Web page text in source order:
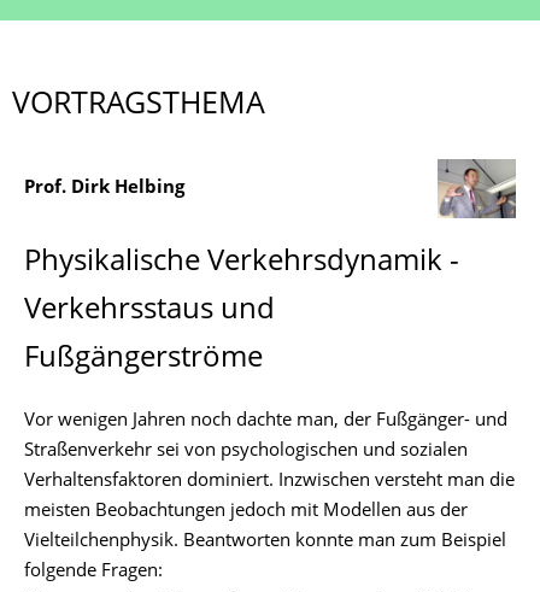
VORTRAGSTHEMA
Prof. Dirk Helbing
Physikalische Verkehrsdynamik -
Verkehrsstaus und
Fußgängerströme
Vor wenigen Jahren noch dachte man, der Fußgänger- und
Straßenverkehr sei von psychologischen und sozialen
Verhaltensfaktoren dominiert. Inzwischen versteht man die
meisten Beobachtungen jedoch mit Modellen aus der
Vielteilchenphysik. Beantworten konnte man zum Beispiel
folgende Fragen: